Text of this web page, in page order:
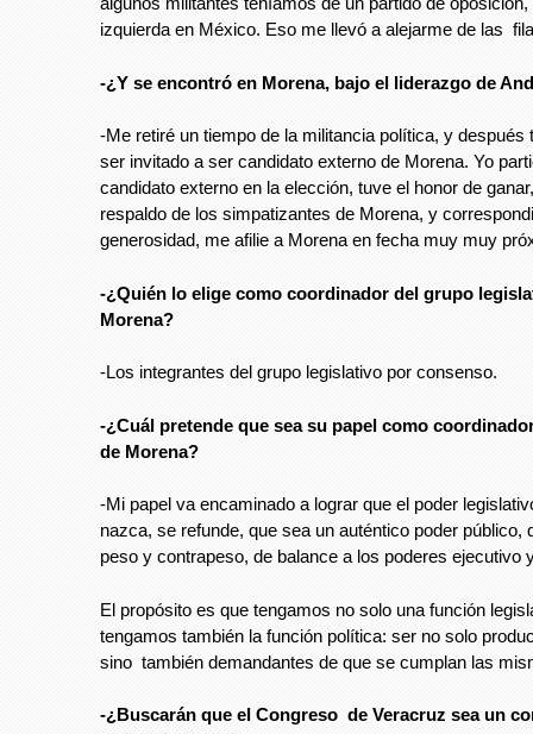
izquierda en México. Eso me llevó a alejarme de las
-¿Y se encontró en Morena, bajo el liderazgo de
-Me retiré un tiempo de la militancia política, y después
ser invitado a ser candidato externo de Morena. Yo
candidato externo en la elección, tuve el honor de
respaldo de los simpatizantes de Morena, y
generosidad, me afilie a Morena en fecha muy muy
-¿Quién lo elige como coordinador del grupo
Morena?
-Los integrantes del grupo legislativo por consenso.
-¿Cuál pretende que sea su papel como
de Morena?
-Mi papel va encaminado a lograr que el poder
nazca, se refunde, que sea un auténtico poder público,
peso y contrapeso, de balance a los poderes ejecutivo
El propósito es que tengamos no solo una función
tengamos también la función política: ser no solo
sino también demandantes de que se cumplan las
-¿Buscarán que el Congreso de Veracruz sea un